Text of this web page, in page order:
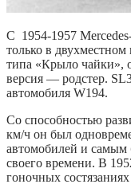
С 1954-1957
только в
типа «Крыло чайки»,
версия — родстер.
автомобиля W194.
Со способностью
км/ч он был
автомобилей и
своего времени. В
гоночных